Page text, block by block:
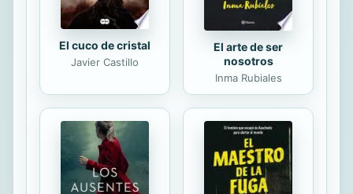
El cuco de cristal
Javier Castillo
El arte de ser
nosotros
Inma Rubiales